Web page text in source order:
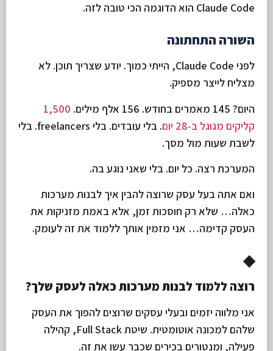
Claude Code הוא הדוגמה הכי טובה לזה.
השורה התחתונה
לפני Claude Code, הייתי כמוך. יודע שצריך תוכן. לא
מצליח לייצר מספיק.
היום? 145 מאמרים בחודש. 156 אלף מילים.
1,500
קליקים מגוגל ב-28 יום
. בלי עובדים. בלי freelancers. בלי
לשבת שעות מול מסך.
המערכת רצה. כל יום. בלי שאני נוגע בה.
ואם אתה בעל עסק שרוצה להבין איך לבנות מערכות
כאלה… שלא רק חוסכות זמן, אלא באמת מזניקות את
העסק קדימה… אני מזמין אותך ללמוד את זה לעומק.
◆
רוצה ללמוד לבנות מערכות כאלה לעסק שלך?
אני מלווה יזמים ובעלי עסקים שרוצים להפוך את העסק
שלהם למכונה אוטומטית. שיטת Full Stack, קהילה
פעילה, ומנטורים בכירים שכבר עשו את זה.